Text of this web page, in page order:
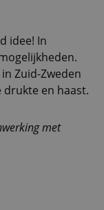
idee! In
Zuid-Zweden
drukte en haast.
met